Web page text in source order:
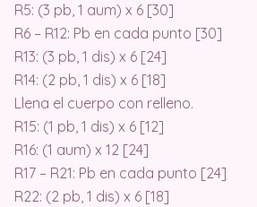
R5: (3 pb, 1 aum) x 6 [30]
R6 – R12: Pb en cada punto [30]
R13: (3 pb, 1 dis) x 6 [24]
R14: (2 pb, 1 dis) x 6 [18]
Llena el cuerpo con relleno.
R15: (1 pb, 1 dis) x 6 [12]
R16: (1 aum) x 12 [24]
R17 – R21: Pb en cada punto [24]
R22: (2 pb, 1 dis) x 6 [18]